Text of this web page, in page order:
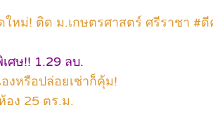
ใหม่! ติด ม.เกษตรศาสตร์ ศรีราชา #ดี
ศษ!! 1.29 ลบ.
งหรือปล่อยเช่าก็คุ้ม!
อง 25 ตร.ม.